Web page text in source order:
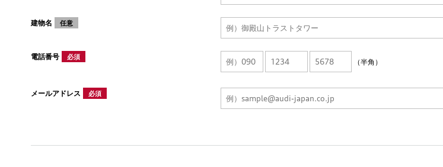
建物名 任意
電話番号 必須
（半角）
メールアドレス 必須